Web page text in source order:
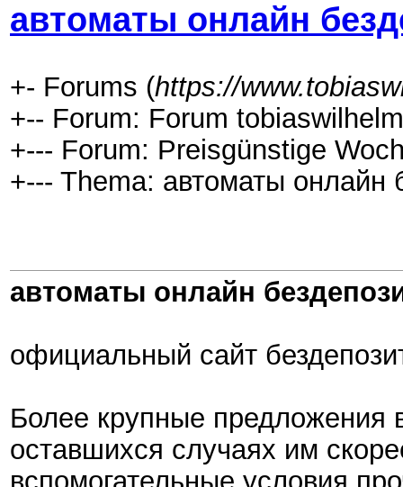
автоматы онлайн
+- Forums (https://
+-- Forum: Forum
+--- Forum: Preisgünstige
+--- Thema: автоматы онлайн
автоматы онлайн
официальный сайт
Более крупные предложения
оставшихся случаях им
вспомогательные условия